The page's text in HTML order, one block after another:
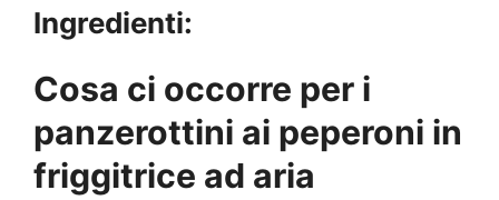
Ingredienti:
Cosa ci occorre per i
panzerottini ai peperoni in
friggitrice ad aria